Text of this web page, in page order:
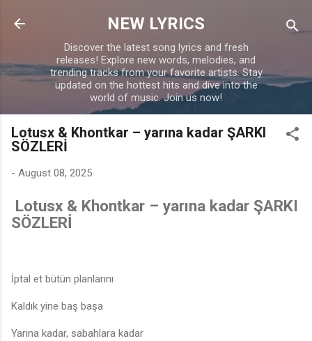
Skip to main content
NEW LYRICS
Discover the latest song lyrics and fresh
releases! Explore new words, melodies, and
trending tracks from your favorite artists. Stay
updated on the hottest hits and dive into the
world of music. Join us now!
Lotusx & Khontkar – yarına kadar ŞARKI
SÖZLERİ
- August 08, 2025
Lotusx & Khontkar – yarına kadar ŞARKI
SÖZLERİ
İptal et bütün planlarını
Kaldık yine baş başa
Yarına kadar, sabahlara kadar